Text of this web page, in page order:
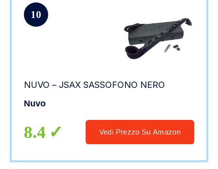
10
NUVO – JSAX SASSOFONO NERO
Nuvo
8.4 Vedi Prezzo Su Amazon